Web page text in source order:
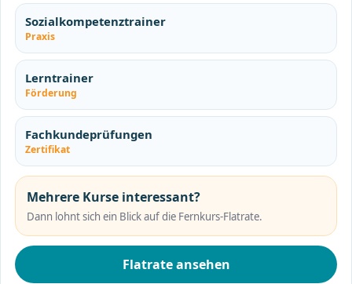
Sozialkompetenztrainer
Praxis
Lerntrainer
Förderung
Fachkundeprüfungen
Zertifikat
Mehrere Kurse interessant?
Dann lohnt sich ein Blick auf die Fernkurs-Flatrate.
Flatrate ansehen